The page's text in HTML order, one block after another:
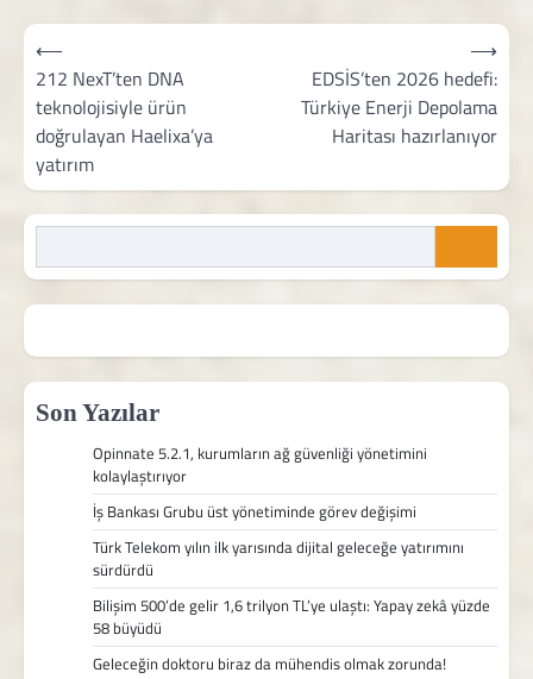
Yazı
gezinmesi
⟵
212 NexT’ten DNA
teknolojisiyle ürün
doğrulayan Haelixa’ya
yatırım
EDSİS’ten 2026 hedefi:
Türkiye Enerji Depolama
Haritası hazırlanıyor
⟶
Son Yazılar
Opinnate 5.2.1, kurumların ağ güvenliği yönetimini
kolaylaştırıyor
İş Bankası Grubu üst yönetiminde görev değişimi
Türk Telekom yılın ilk yarısında dijital geleceğe yatırımını
sürdürdü
Bilişim 500’de gelir 1,6 trilyon TL’ye ulaştı: Yapay zekâ yüzde
58 büyüdü
Geleceğin doktoru biraz da mühendis olmak zorunda!